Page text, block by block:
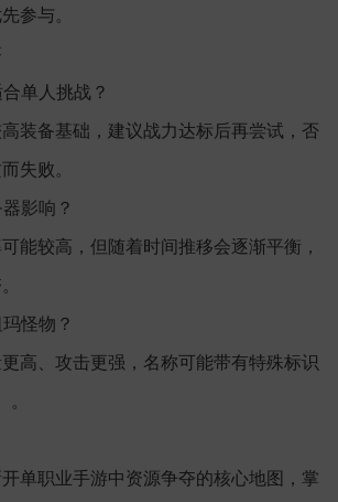
参与。
单人挑战？
装备基础，建议战力达标后再尝试，否
失败。
影响？
能较高，但随着时间推移会逐渐平衡，
怪物？
高、攻击更强，名称可能带有特殊标识
单职业手游中资源争夺的核心地图，掌